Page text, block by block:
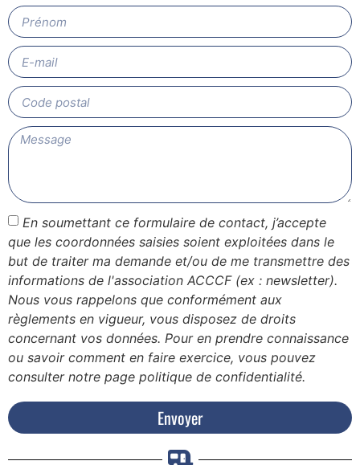
En soumettant ce formulaire de contact, j’accepte
que les coordonnées saisies soient exploitées dans le
but de traiter ma demande et/ou de me transmettre des
informations de l'association ACCCF (ex : newsletter).
Nous vous rappelons que conformément aux
règlements en vigueur, vous disposez de droits
concernant vos données. Pour en prendre connaissance
ou savoir comment en faire exercice, vous pouvez
consulter notre page politique de confidentialité.
Envoyer